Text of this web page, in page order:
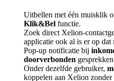
Uitbellen met één muisklik
Klik&Bel functie.
Zoek direct Xelion-
applicatie ook al is er op dat
Pop-up notificatie bij
doorverbonden
Onder dezelfde gebruiker,
koppelen aan Xelion zonder